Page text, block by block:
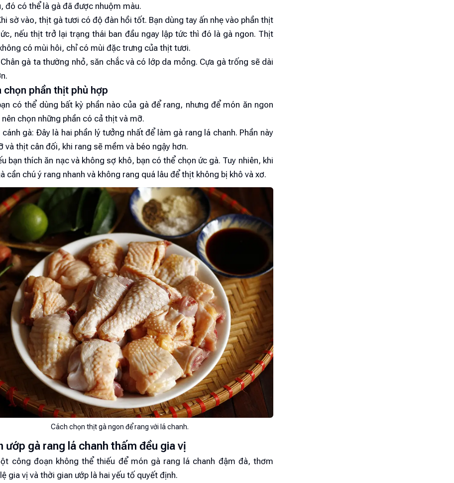
đó có thể là gà đã được nhuộm màu.
sờ vào, thịt gà tươi có độ đàn hồi tốt. Bạn dùng tay ấn nhẹ vào phần thịt
nếu thịt trở lại trạng thái ban đầu ngay lập tức thì đó là gà ngon. Thịt
có mùi hôi, chỉ có mùi đặc trưng của thịt tươi.
gà ta thường nhỏ, săn chắc và có lớp da mỏng. Cựa gà trống sẽ dài
chọn phần thịt phù hợp
có thể dùng bất kỳ phần nào của gà để rang, nhưng để món ăn ngon
nên chọn những phần có cả thịt và mỡ.
gà: Đây là hai phần lý tưởng nhất để làm gà rang lá chanh. Phần này
và thịt cân đối, khi rang sẽ mềm và béo ngậy hơn.
bạn thích ăn nạc và không sợ khô, bạn có thể chọn ức gà. Tuy nhiên, khi
cần chú ý rang nhanh và không rang quá lâu để thịt không bị khô và xơ.
Cách chọn thịt gà ngon để rang với lá chanh.
ướp gà rang lá chanh thấm đều gia vị
công đoạn không thể thiếu để món gà rang lá chanh đậm đà, thơm
gia vị và thời gian ướp là hai yếu tố quyết định.